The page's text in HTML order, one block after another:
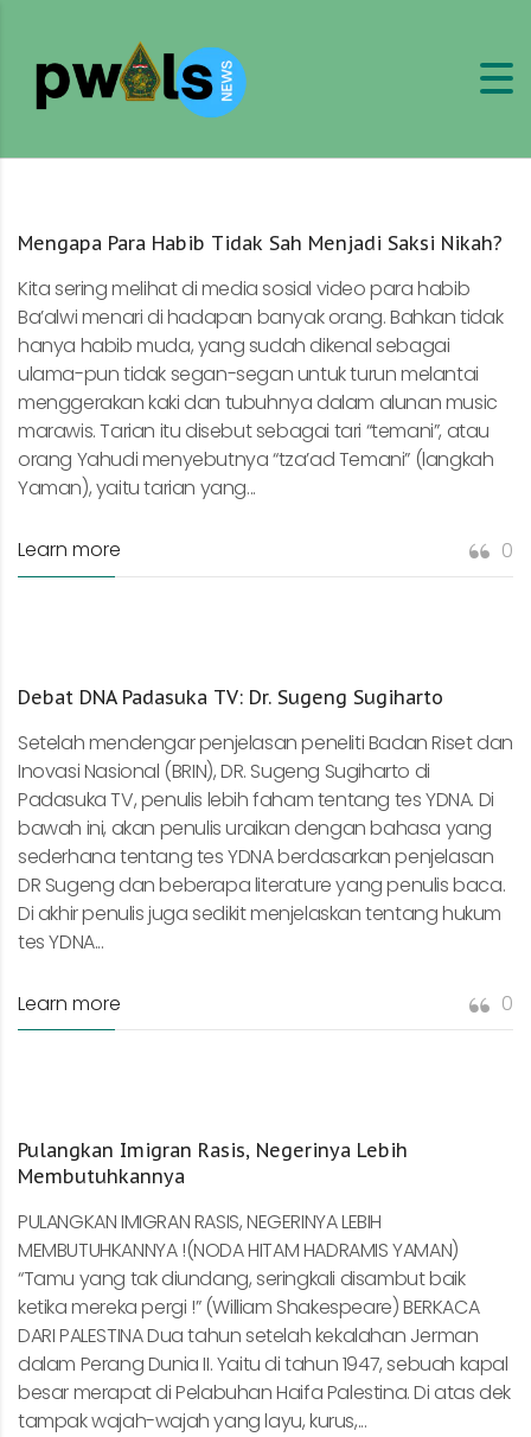
Mengapa Para Habib Tidak Sah Menjadi Saksi Nikah?
Kita sering melihat di media sosial video para habib
Ba’alwi menari di hadapan banyak orang. Bahkan tidak
hanya habib muda, yang sudah dikenal sebagai
ulama-pun tidak segan-segan untuk turun melantai
menggerakan kaki dan tubuhnya dalam alunan music
marawis. Tarian itu disebut sebagai tari “temani”, atau
orang Yahudi menyebutnya “tza’ad Temani” (langkah
Yaman), yaitu tarian yang...
Learn more 0
Debat DNA Padasuka TV: Dr. Sugeng Sugiharto
Setelah mendengar penjelasan peneliti Badan Riset dan
Inovasi Nasional (BRIN), DR. Sugeng Sugiharto di
Padasuka TV, penulis lebih faham tentang tes YDNA. Di
bawah ini, akan penulis uraikan dengan bahasa yang
sederhana tentang tes YDNA berdasarkan penjelasan
DR Sugeng dan beberapa literature yang penulis baca.
Di akhir penulis juga sedikit menjelaskan tentang hukum
tes YDNA...
Learn more 0
Pulangkan Imigran Rasis, Negerinya Lebih
Membutuhkannya
PULANGKAN IMIGRAN RASIS, NEGERINYA LEBIH
MEMBUTUHKANNYA !(NODA HITAM HADRAMIS YAMAN)
“Tamu yang tak diundang, seringkali disambut baik
ketika mereka pergi !” (William Shakespeare) BERKACA
DARI PALESTINA Dua tahun setelah kekalahan Jerman
dalam Perang Dunia II. Yaitu di tahun 1947, sebuah kapal
besar merapat di Pelabuhan Haifa Palestina. Di atas dek
tampak wajah-wajah yang layu, kurus,...